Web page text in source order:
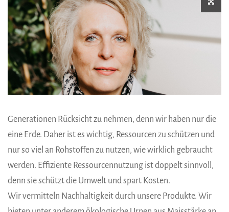
Generationen Rücksicht zu nehmen, denn wir haben nur die
eine Erde. Daher ist es wichtig, Ressourcen zu schützen und
nur so viel an Rohstoffen zu nutzen, wie wirklich gebraucht
werden. Effiziente Ressourcennutzung ist doppelt sinnvoll,
denn sie schützt die Umwelt und spart Kosten.
Wir vermitteln Nachhaltigkeit durch unsere Produkte. Wir